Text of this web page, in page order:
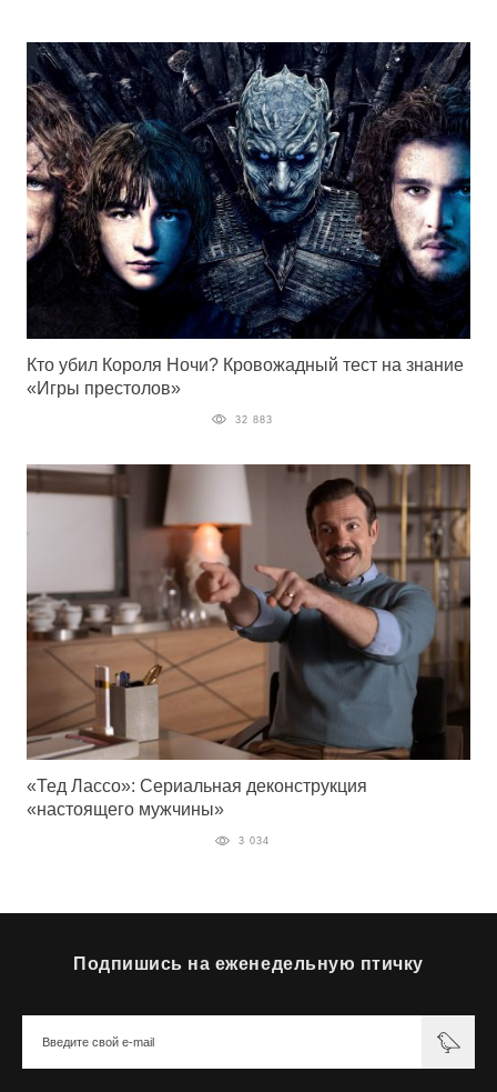
Кто убил Короля Ночи? Кровожадный тест на знание
«Игры престолов»
32 883
«Тед Лассо»: Сериальная деконструкция
«настоящего мужчины»
3 034
Подпишись на еженедельную птичку